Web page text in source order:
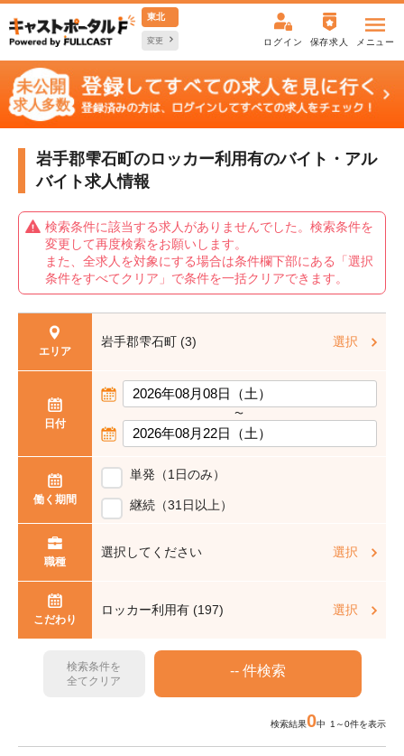
東北
変更 ログイン 保存求人 メニュー
岩手郡雫石町のロッカー利用有のバイト・アル
バイト求人情報
検索条件に該当する求人がありませんでした。検索条件を
変更して再度検索をお願いします。
また、全求人を対象にする場合は条件欄下部にある「選択
条件をすべてクリア」で条件を一括クリアできます。
エリア
岩手郡雫石町 (3) 選択
日付
〜
働く期間
単発（1日のみ）
継続（31日以上）
職種
選択してください 選択
こだわり
ロッカー利用有 (197) 選択
検索条件を
全てクリア
検索結果0中 1～0件を表示